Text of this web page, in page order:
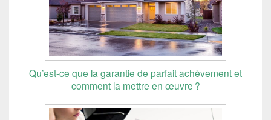
Qu’est-ce que la garantie de parfait achèvement et
comment la mettre en œuvre ?